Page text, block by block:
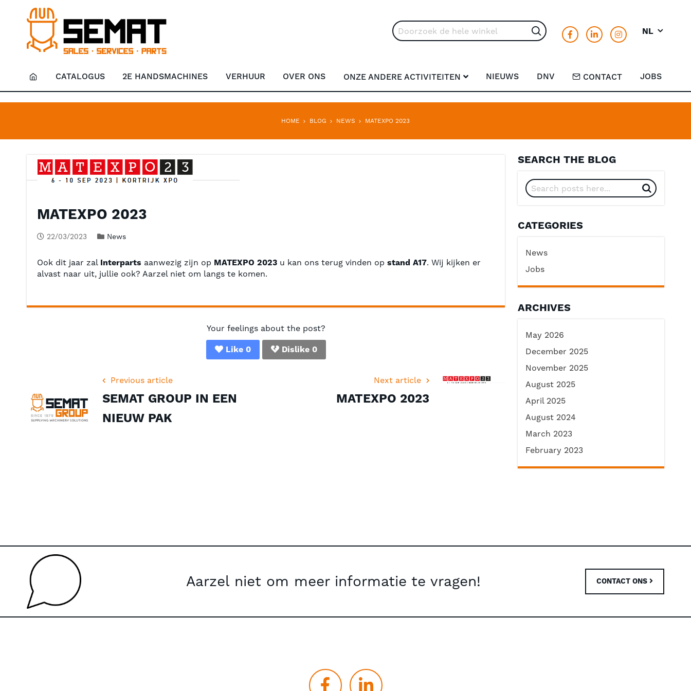
Search
Search NL
CATALOGUS 2E HANDSMACHINES VERHUUR OVER ONS ONZE ANDERE ACTIVITEITEN NIEUWS DNV CONTACT JOBS
HOME BLOG NEWS MATEXPO 2023
MATEXPO 2023
22/03/2023 News
Ook dit jaar zal Interparts aanwezig zijn op MATEXPO 2023 u kan ons terug vinden op stand A17. Wij kijken er
alvast naar uit, jullie ook? Aarzel niet om langs te komen.
Your feelings about the post?
Like 0 Dislike 0
Previous article
SEMAT GROUP IN EEN
NIEUW PAK
Next article
MATEXPO 2023
SEARCH THE BLOG
CATEGORIES
News
Jobs
ARCHIVES
May 2026
December 2025
November 2025
August 2025
April 2025
August 2024
March 2023
February 2023
Aarzel niet om meer informatie te vragen! CONTACT ONS